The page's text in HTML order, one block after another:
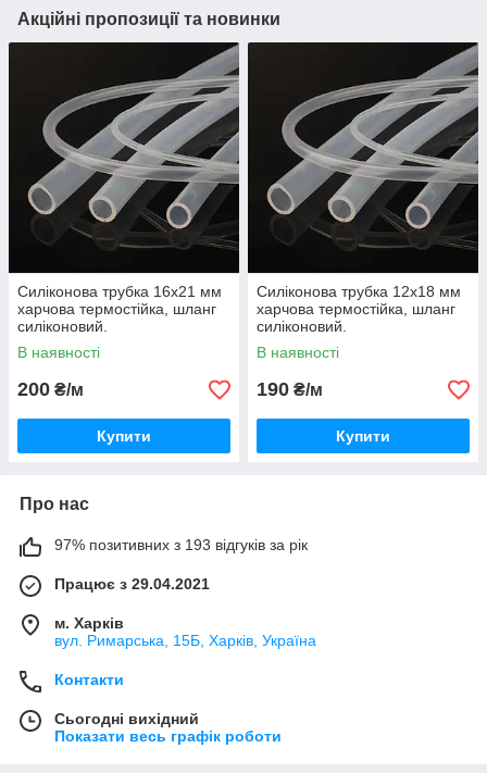
Акційні пропозиції та новинки
Силіконова трубка 16х21 мм
харчова термостійка, шланг
силіконовий.
В наявності
200 ₴/м
Купити
Силіконова трубка 12х18 мм
харчова термостійка, шланг
силіконовий.
В наявності
190 ₴/м
Купити
Про нас
97% позитивних з 193 відгуків за рік
Працює з 29.04.2021
м. Харків
вул. Римарська, 15Б, Харків, Україна
Контакти
Сьогодні вихідний
Показати весь графік роботи